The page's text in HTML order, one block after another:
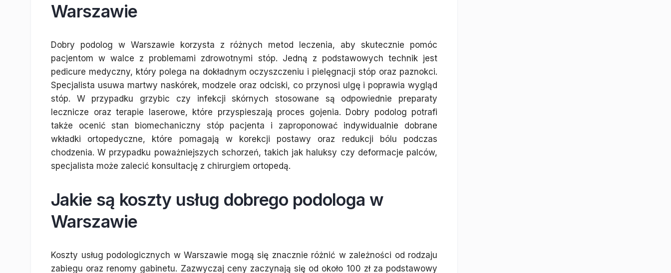
Warszawie
Dobry podolog w Warszawie korzysta z różnych metod leczenia, aby skutecznie pomóc
pacjentom w walce z problemami zdrowotnymi stóp. Jedną z podstawowych technik jest
pedicure medyczny, który polega na dokładnym oczyszczeniu i pielęgnacji stóp oraz paznokci.
Specjalista usuwa martwy naskórek, modzele oraz odciski, co przynosi ulgę i poprawia wygląd
stóp. W przypadku grzybic czy infekcji skórnych stosowane są odpowiednie preparaty
lecznicze oraz terapie laserowe, które przyspieszają proces gojenia. Dobry podolog potrafi
także ocenić stan biomechaniczny stóp pacjenta i zaproponować indywidualnie dobrane
wkładki ortopedyczne, które pomagają w korekcji postawy oraz redukcji bólu podczas
chodzenia. W przypadku poważniejszych schorzeń, takich jak haluksy czy deformacje palców,
specjalista może zalecić konsultację z chirurgiem ortopedą.
Jakie są koszty usług dobrego podologa w
Warszawie
Koszty usług podologicznych w Warszawie mogą się znacznie różnić w zależności od rodzaju
zabiegu oraz renomy gabinetu. Zazwyczaj ceny zaczynają się od około 100 zł za podstawowy